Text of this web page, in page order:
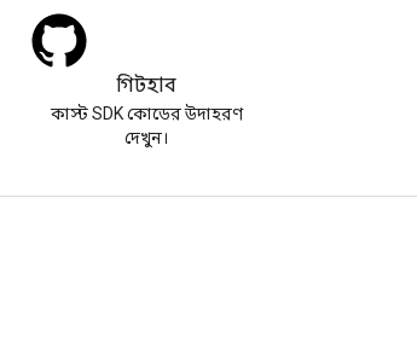
গিটহাব
কাস্ট SDK কোডের উদাহরণ
দেখুন।